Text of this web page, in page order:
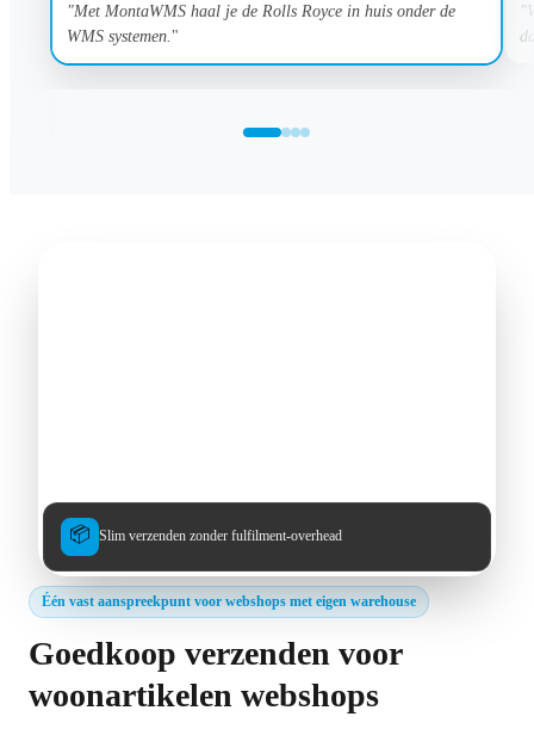
"Met MontaWMS haal je de Rolls Royce in huis onder de
WMS systemen. "
📦 Slim verzenden zonder fulfilment-overhead
Één vast aanspreekpunt voor webshops met eigen warehouse
Goedkoop verzenden voor
woonartikelen webshops